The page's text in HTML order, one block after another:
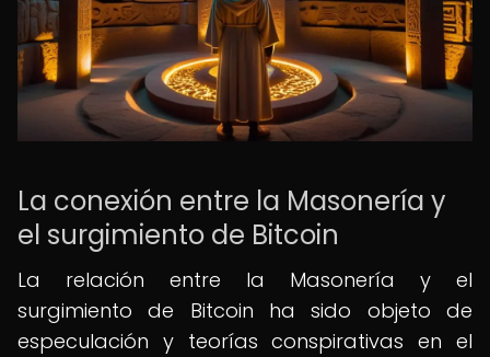
La conexión entre la Masonería y
el surgimiento de Bitcoin
La relación entre la Masonería y el
surgimiento de Bitcoin ha sido objeto de
especulación y teorías conspirativas en el